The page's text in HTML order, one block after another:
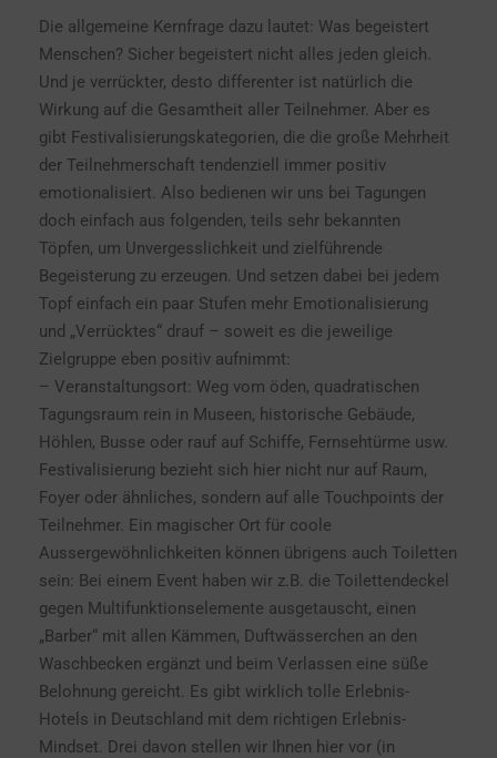
Die allgemeine Kernfrage dazu lautet: Was begeistert
Menschen? Sicher begeistert nicht alles jeden gleich.
Und je verrückter, desto differenter ist natürlich die
Wirkung auf die Gesamtheit aller Teilnehmer. Aber es
gibt Festivalisierungskategorien, die die große Mehrheit
der Teilnehmerschaft tendenziell immer positiv
emotionalisiert. Also bedienen wir uns bei Tagungen
doch einfach aus folgenden, teils sehr bekannten
Töpfen, um Unvergesslichkeit und zielführende
Begeisterung zu erzeugen. Und setzen dabei bei jedem
Topf einfach ein paar Stufen mehr Emotionalisierung
und „Verrücktes“ drauf – soweit es die jeweilige
Zielgruppe eben positiv aufnimmt:
– Veranstaltungsort: Weg vom öden, quadratischen
Tagungsraum rein in Museen, historische Gebäude,
Höhlen, Busse oder rauf auf Schiffe, Fernsehtürme usw.
Festivalisierung bezieht sich hier nicht nur auf Raum,
Foyer oder ähnliches, sondern auf alle Touchpoints der
Teilnehmer. Ein magischer Ort für coole
Aussergewöhnlichkeiten können übrigens auch Toiletten
sein: Bei einem Event haben wir z.B. die Toilettendeckel
gegen Multifunktionselemente ausgetauscht, einen
„Barber“ mit allen Kämmen, Duftwässerchen an den
Waschbecken ergänzt und beim Verlassen eine süße
Belohnung gereicht. Es gibt wirklich tolle Erlebnis-
Hotels in Deutschland mit dem richtigen Erlebnis-
Mindset. Drei davon stellen wir Ihnen hier vor (in